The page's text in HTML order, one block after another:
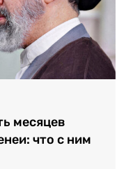
месяцев
что с ним